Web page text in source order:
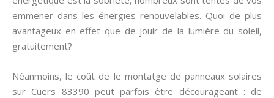
emmener dans les énergies renouvelables. Quoi de plus
avantageux en effet que de jouir de la lumière du soleil,
gratuitement?
Néanmoins, le coût de le montatge de panneaux solaires
sur Cuers 83390 peut parfois être décourageant : de